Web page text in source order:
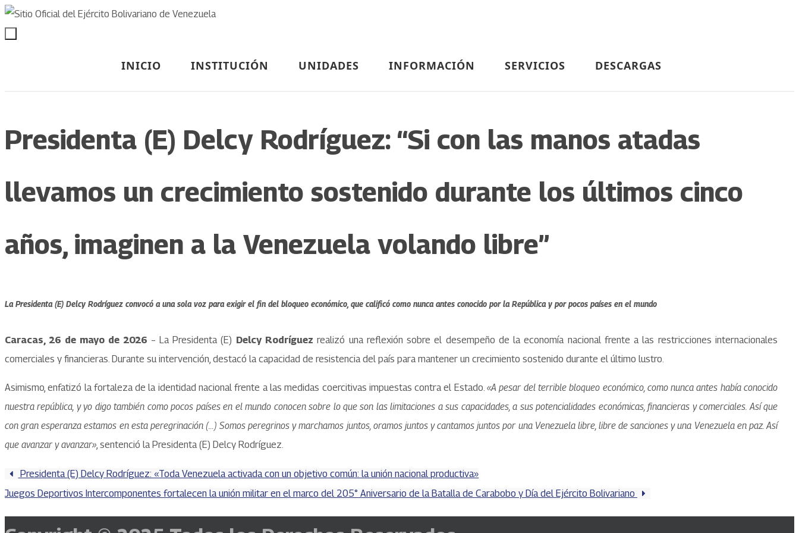
INICIO INSTITUCIÓN UNIDADES INFORMACIÓN SERVICIOS DESCARGAS
Presidenta (E) Delcy Rodríguez: “Si con las manos atadas
llevamos un crecimiento sostenido durante los últimos cinco
años, imaginen a la Venezuela volando libre”
La Presidenta (E) Delcy Rodríguez convocó a una sola voz para exigir el fin del bloqueo económico, que calificó como nunca antes conocido por la República y por pocos países en el mundo
Caracas, 26 de mayo de 2026 – La Presidenta (E) Delcy Rodríguez realizó una reflexión sobre el desempeño de la economía nacional frente a las restricciones internacionales
comerciales y financieras. Durante su intervención, destacó la capacidad de resistencia del país para mantener un crecimiento sostenido durante el último lustro.
Asimismo, enfatizó la fortaleza de la identidad nacional frente a las medidas coercitivas impuestas contra el Estado.«A pesar del terrible bloqueo económico, como nunca antes había conocido
nuestra república, y yo digo también como pocos países en el mundo conocen sobre lo que son las limitaciones a sus capacidades, a sus potencialidades económicas, financieras y comerciales. Así que
con gran esperanza estamos en esta peregrinación (…) Somos peregrinos y marchamos juntos, oramos juntos y cantamos juntos por una Venezuela libre, libre de sanciones y una Venezuela en paz. Así
que avanzar y avanzar», sentenció la Presidenta (E) Delcy Rodríguez.
Presidenta (E) Delcy Rodríguez: «Toda Venezuela activada con un objetivo común: la unión nacional productiva»
Juegos Deportivos Intercomponentes fortalecen la unión militar en el marco del 205° Aniversario de la Batalla de Carabobo y Día del Ejército Bolivariano